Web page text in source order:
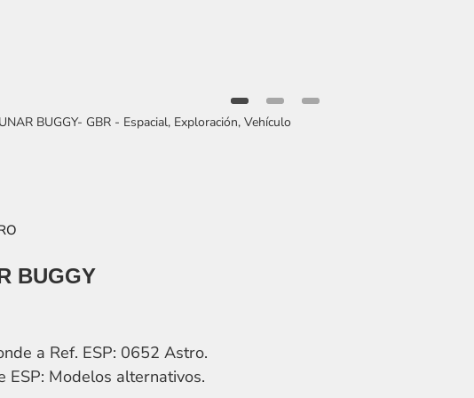
item
0
item
1
item
BUGGY
a Ref. ESP: 0652 Astro.
ESP: Modelos alternativos.